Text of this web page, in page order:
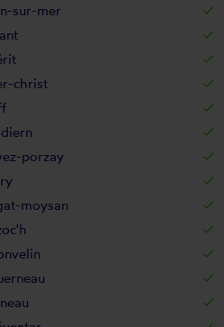
sur-mer
christ
porzay
moysan